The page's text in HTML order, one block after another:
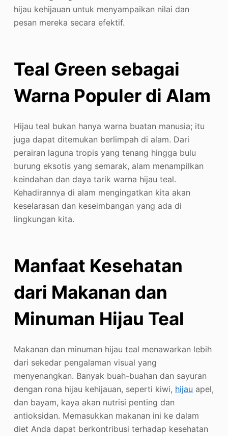
hijau kehijauan untuk menyampaikan nilai dan
pesan mereka secara efektif.
Teal Green sebagai
Warna Populer di Alam
Hijau teal bukan hanya warna buatan manusia; itu
juga dapat ditemukan berlimpah di alam. Dari
perairan laguna tropis yang tenang hingga bulu
burung eksotis yang semarak, alam menampilkan
keindahan dan daya tarik warna hijau teal.
Kehadirannya di alam mengingatkan kita akan
keselarasan dan keseimbangan yang ada di
lingkungan kita.
Manfaat Kesehatan
dari Makanan dan
Minuman Hijau Teal
Makanan dan minuman hijau teal menawarkan lebih
dari sekedar pengalaman visual yang
menyenangkan. Banyak buah-buahan dan sayuran
dengan rona hijau kehijauan, seperti kiwi, hijau apel,
dan bayam, kaya akan nutrisi penting dan
antioksidan. Memasukkan makanan ini ke dalam
diet Anda dapat berkontribusi terhadap kesehatan